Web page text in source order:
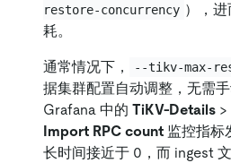
restore-concurrency ），
耗。
通常情况下， --tikv-max-
据集群配置自动调整，无需
Grafana 中的 TiKV-Details >
Import RPC count 监控指标
长时间接近于 0，而 ingest